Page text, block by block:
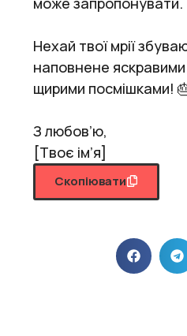
Нехай твої мрії
наповнене
щирими посмішками!
З любов’ю,
[Твоє ім’я]
Скопіювати